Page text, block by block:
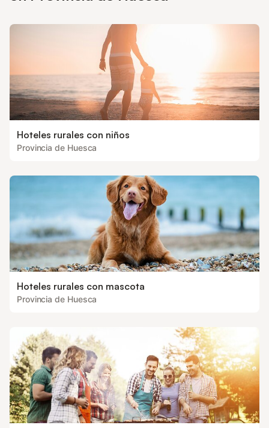
Hoteles rurales con niños
Provincia de Huesca
Hoteles rurales con mascota
Provincia de Huesca